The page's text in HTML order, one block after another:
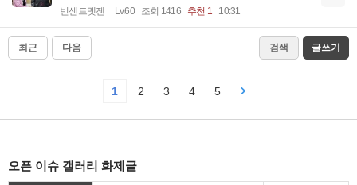
빈센트멧젠 Lv.60 조회 1416 추천 1 10:31
최근 다음 검색 글쓰기
1 2 3 4 5
오픈 이슈 갤러리 화제글